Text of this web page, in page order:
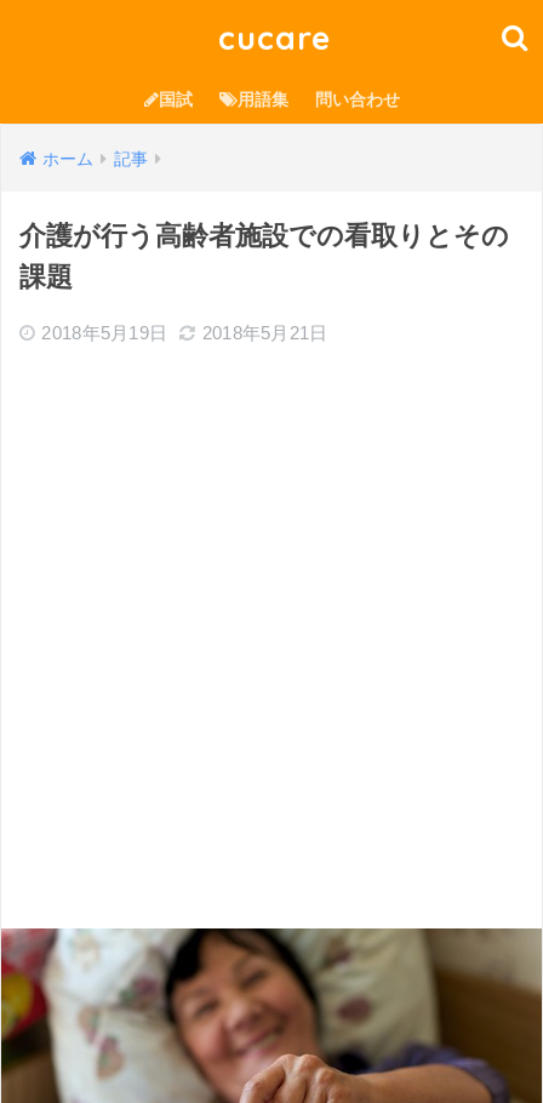
cucare
国試 用語集 問い合わせ
ホーム 記事
介護が行う高齢者施設での看取りとその
課題
2018年5月19日 2018年5月21日